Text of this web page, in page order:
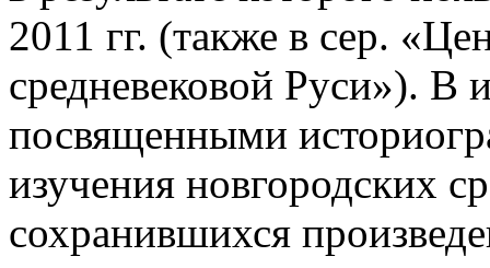
2011 гг. (также в сер.
средневековой Руси»). В
посвященными
изучения новгородских
сохранившихся